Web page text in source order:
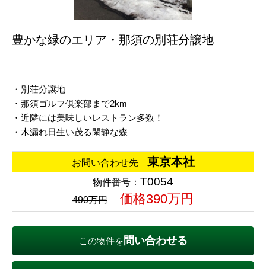
豊かな緑のエリア・那須の別荘分譲地
・別荘分譲地
・那須ゴルフ倶楽部まで2km
・近隣には美味しいレストラン多数！
・木漏れ日生い茂る閑静な森
お問い合わせ先 東京本社
物件番号： T0054
490万円 価格390万円
この物件を 問い合わせる